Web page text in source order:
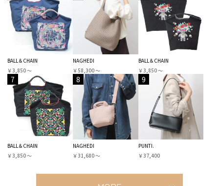
BALL＆CHAIN
￥3,850 〜
NAGHEDI
￥58,300 〜
BALL＆CHAIN
￥3,850 〜
7
BALL＆CHAIN
￥3,850 〜
8
NAGHEDI
￥31,680 〜
9
PUNTI.
￥37,400